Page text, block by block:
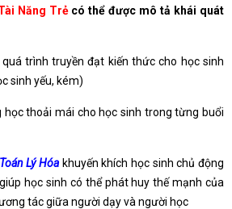
Năng Trẻcó thể được mô tả khái quát
trình truyền đạt kiến thức cho học sinh
sinh yếu, kém)
thoải mái cho học sinh trong từng buổi
Lý Hóa khuyến khích học sinh chủ động
học sinh có thể phát huy thế mạnh của
tác giữa người dạy và người học